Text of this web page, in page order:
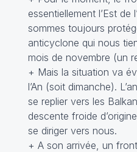
essentiellement l’Est de
sommes toujours
anticyclone qui nous
mois de novembre (un
+ Mais la situation va
l’An (soit dimanche).
se replier vers les
descente froide
se diriger vers nous.
+ A son arrivée, un